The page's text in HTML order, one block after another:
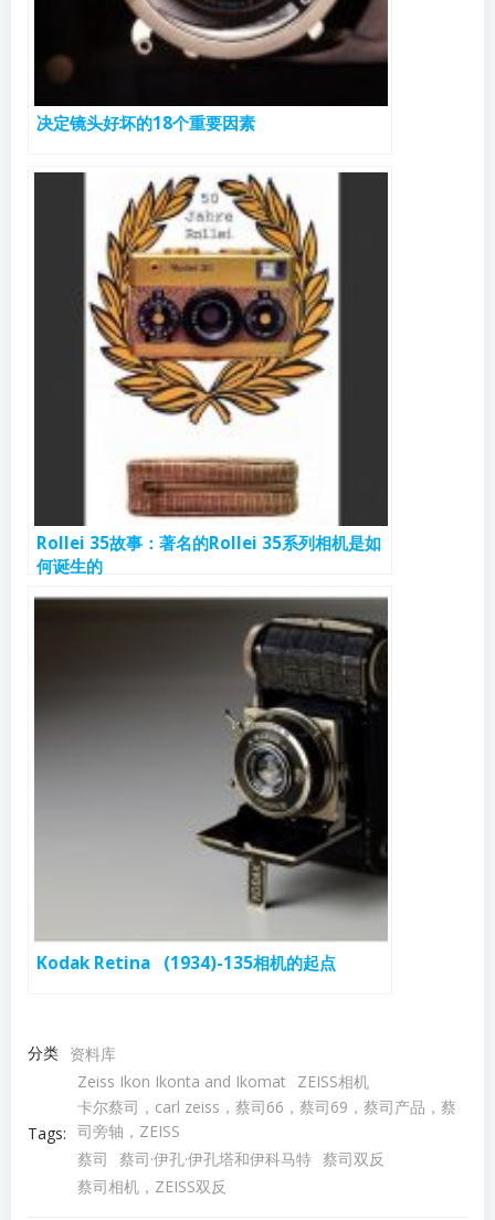
决定镜头好坏的18个重要因素
Rollei 35故事：著名的Rollei 35系列相机是如
何诞生的
Kodak Retina (1934)-135相机的起点
分类 资料库
Tags:
Zeiss Ikon Ikonta and Ikomat
ZEISS相机
卡尔蔡司，carl zeiss，蔡司66，蔡司69，蔡司产品，蔡
司旁轴，ZEISS
蔡司
蔡司·伊孔·伊孔塔和伊科马特 蔡司双反
蔡司相机，ZEISS双反